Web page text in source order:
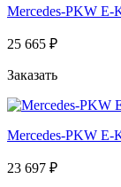
Mercedes-PKW E-
25 665 ₽
Заказать
Mercedes-PKW E-
23 697 ₽